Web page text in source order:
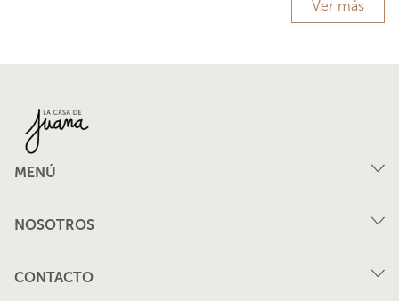
Ver más
MENÚ
NOSOTROS
CONTACTO